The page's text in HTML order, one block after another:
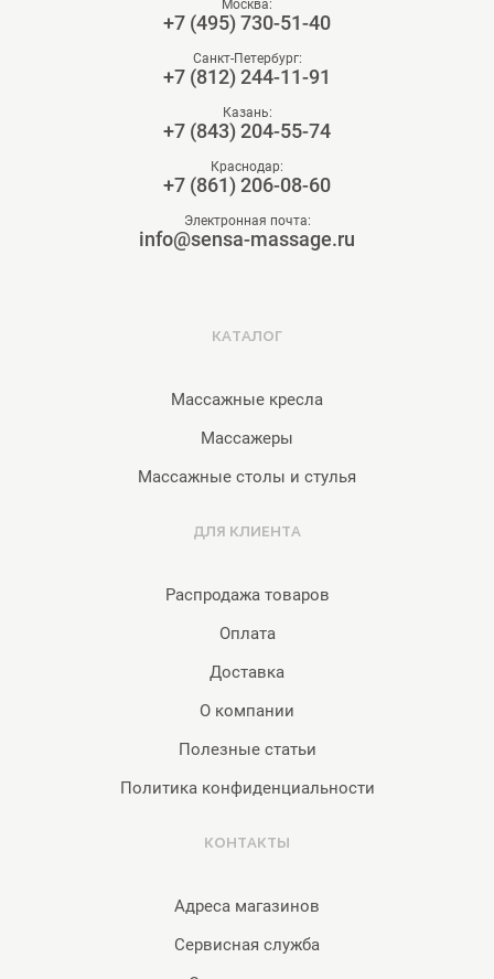
Москва:
+7 (495) 730-51-40
Санкт-Петербург:
+7 (812) 244-11-91
Казань:
+7 (843) 204-55-74
Краснодар:
+7 (861) 206-08-60
Электронная почта:
info@sensa-massage.ru
КАТАЛОГ
Массажные кресла
Массажеры
Массажные столы и стулья
ДЛЯ КЛИЕНТА
Распродажа товаров
Оплата
Доставка
О компании
Полезные статьи
Политика конфиденциальности
КОНТАКТЫ
Адреса магазинов
Сервисная служба